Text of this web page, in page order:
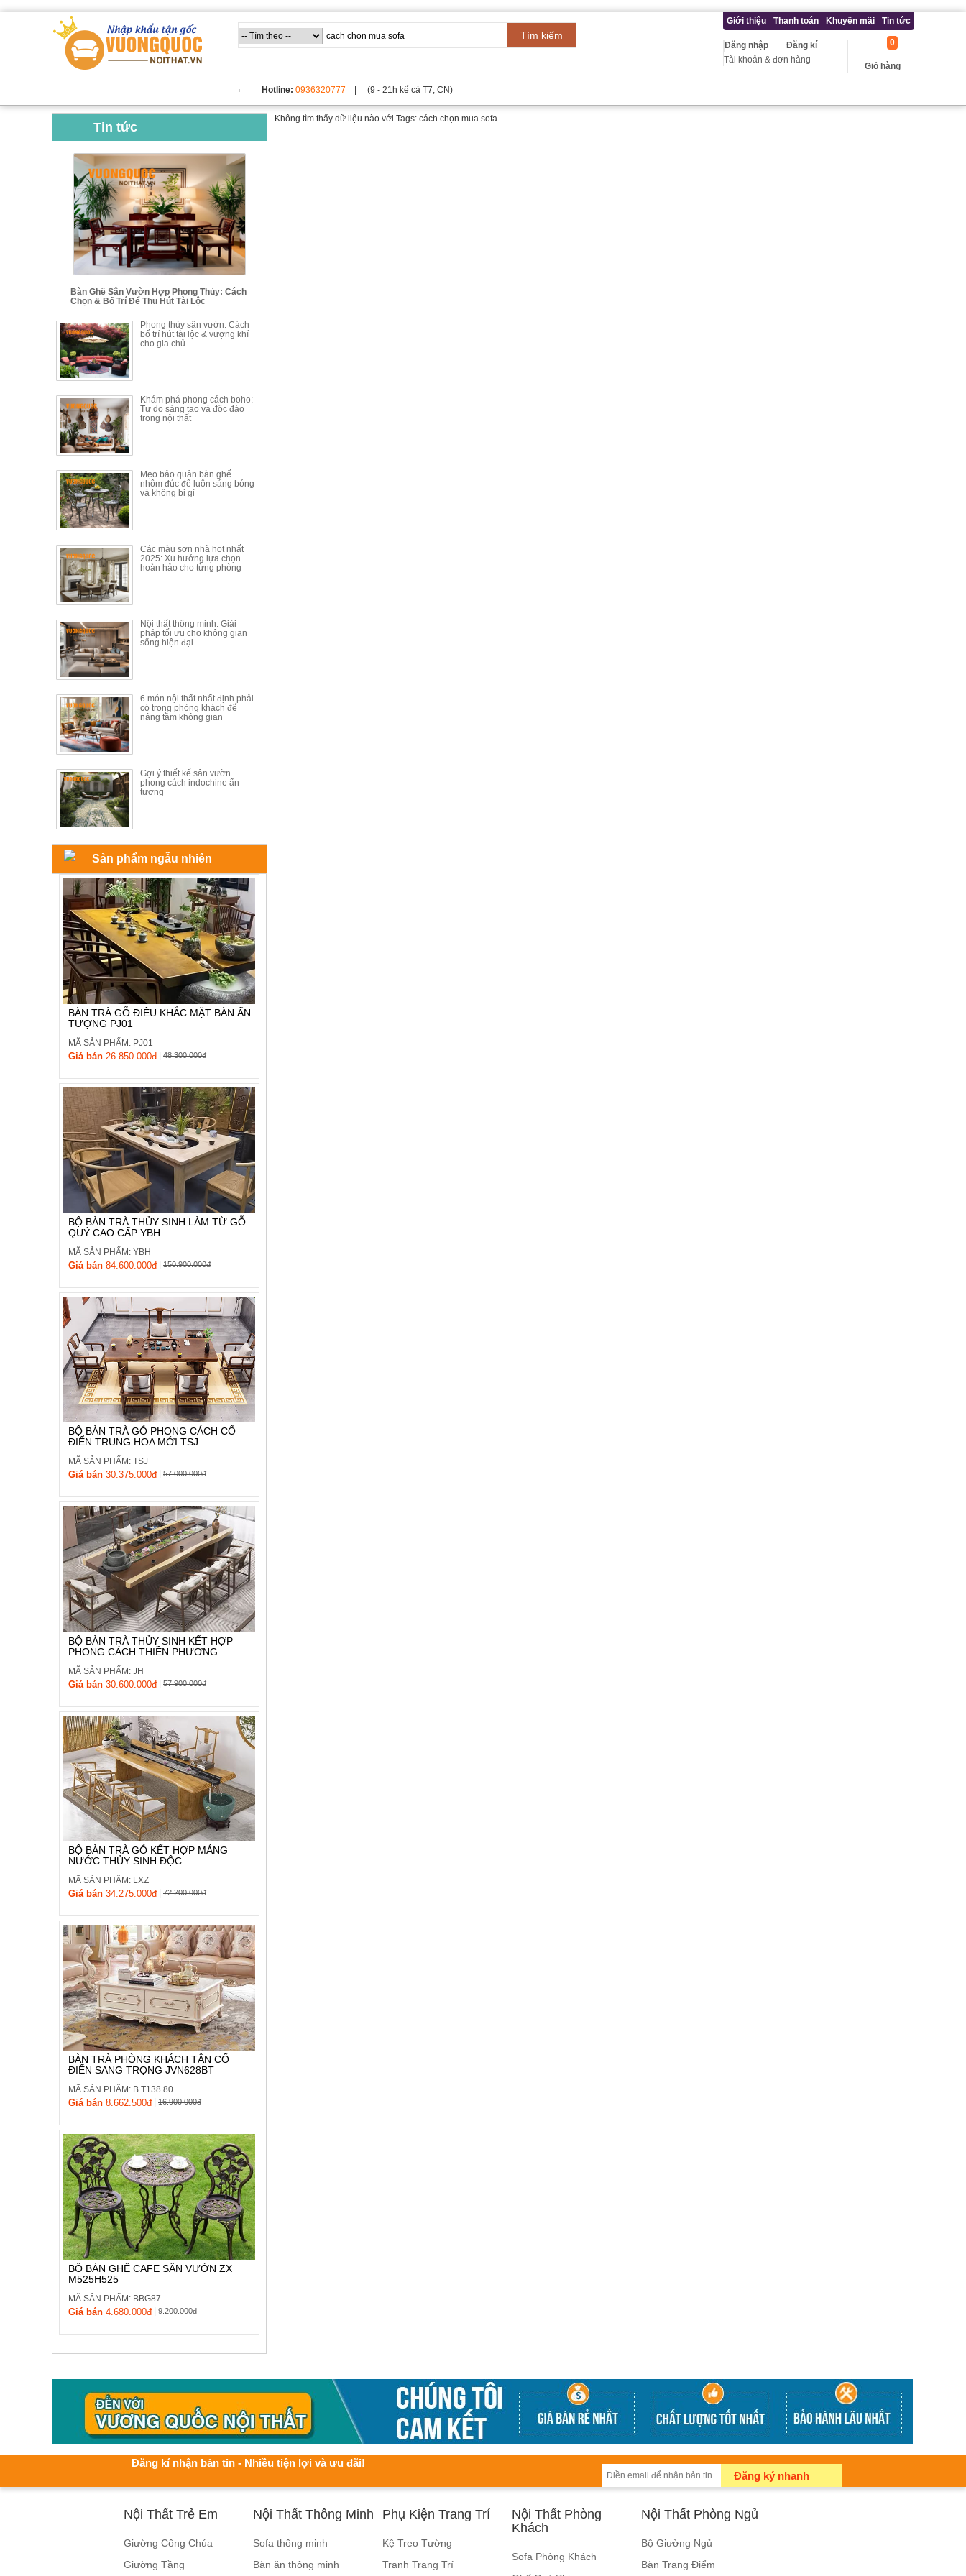
Tìm kiếm
Giới thiệu Thanh toán Khuyến mãi Tin tức
Đăng kí
Đăng nhập
Tài khoản & đơn hàng
Giỏ hàng
0
Hotline: 0936320777 | (9 - 21h kể cả T7, CN)
Tin tức
Bàn Ghế Sân Vườn Hợp Phong Thủy: Cách
Chọn & Bố Trí Để Thu Hút Tài Lộc
Phong thủy sân vườn: Cách
bố trí hút tài lộc & vượng khí
cho gia chủ
Khám phá phong cách boho:
Tự do sáng tạo và độc đáo
trong nội thất
Mẹo bảo quản bàn ghế
nhôm đúc để luôn sáng bóng
và không bị gỉ
Các màu sơn nhà hot nhất
2025: Xu hướng lựa chọn
hoàn hảo cho từng phòng
Nội thất thông minh: Giải
pháp tối ưu cho không gian
sống hiện đại
6 món nội thất nhất định phải
có trong phòng khách để
nâng tầm không gian
Gợi ý thiết kế sân vườn
phong cách indochine ấn
tượng
Sản phẩm ngẫu nhiên
BÀN TRÀ GỖ ĐIÊU KHẮC MẶT BÀN ẤN
TƯỢNG PJ01
MÃ SẢN PHẨM: PJ01
Giá bán 26.850.000đ| 48.300.000đ
BỘ BÀN TRÀ THỦY SINH LÀM TỪ GỖ
QUÝ CAO CẤP YBH
MÃ SẢN PHẨM: YBH
Giá bán 84.600.000đ| 150.900.000đ
BỘ BÀN TRÀ GỖ PHONG CÁCH CỔ
ĐIỂN TRUNG HOA MỚI TSJ
MÃ SẢN PHẨM: TSJ
Giá bán 30.375.000đ| 57.000.000đ
BỘ BÀN TRÀ THỦY SINH KẾT HỢP
PHONG CÁCH THIỀN PHƯƠNG...
MÃ SẢN PHẨM: JH
Giá bán 30.600.000đ| 57.900.000đ
BỘ BÀN TRÀ GỖ KẾT HỢP MÁNG
NƯỚC THỦY SINH ĐỘC...
MÃ SẢN PHẨM: LXZ
Giá bán 34.275.000đ| 72.200.000đ
BÀN TRÀ PHÒNG KHÁCH TÂN CỔ
ĐIỂN SANG TRỌNG JVN628BT
MÃ SẢN PHẨM: B T138.80
Giá bán 8.662.500đ| 16.900.000đ
BỘ BÀN GHẾ CAFE SÂN VƯỜN ZX
M525H525
MÃ SẢN PHẨM: BBG87
Giá bán 4.680.000đ| 9.200.000đ
Không tìm thấy dữ liệu nào với Tags: cách chọn mua sofa.
Đăng kí nhận bản tin - Nhiều tiện lợi và ưu đãi!
Đăng ký nhanh
Nội Thất Trẻ Em
Giường Công Chúa
Giường Tầng
Nội Thất Thông Minh
Sofa thông minh
Bàn ăn thông minh
Phụ Kiện Trang Trí
Kệ Treo Tường
Tranh Trang Trí
Nội Thất Phòng
Khách
Sofa Phòng Khách
Nội Thất Phòng Ngủ
Bộ Giường Ngủ
Bàn Trang Điểm